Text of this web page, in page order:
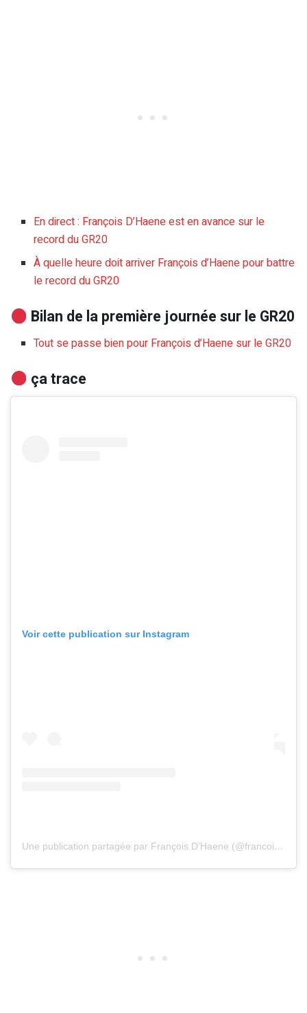
En direct : François D’Haene est en avance sur le
record du GR20
À quelle heure doit arriver François d’Haene pour battre
le record du GR20
Bilan de la première journée sur le GR20
Tout se passe bien pour François d’Haene sur le GR20
ça trace
Voir cette publication sur Instagram
Une publication partagée par François D’Haene (@francois_dhaene)